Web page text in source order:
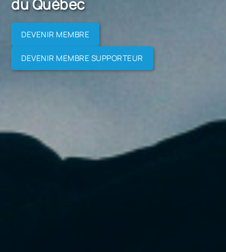
DEVENIR MEMBRE
DEVENIR MEMBRE SUPPORTEUR